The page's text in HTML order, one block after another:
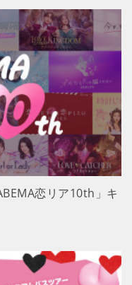
恋リア10th」キ